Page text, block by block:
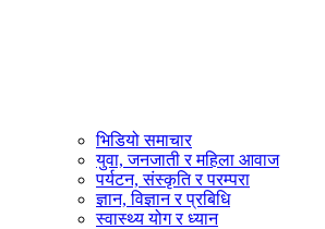
भिडियो समाचार
युवा, जनजाती र महिला आवाज
पर्यटन, संस्कृति र परम्परा
ज्ञान, विज्ञान र प्रबिधि
स्वास्थ्य योग र ध्यान